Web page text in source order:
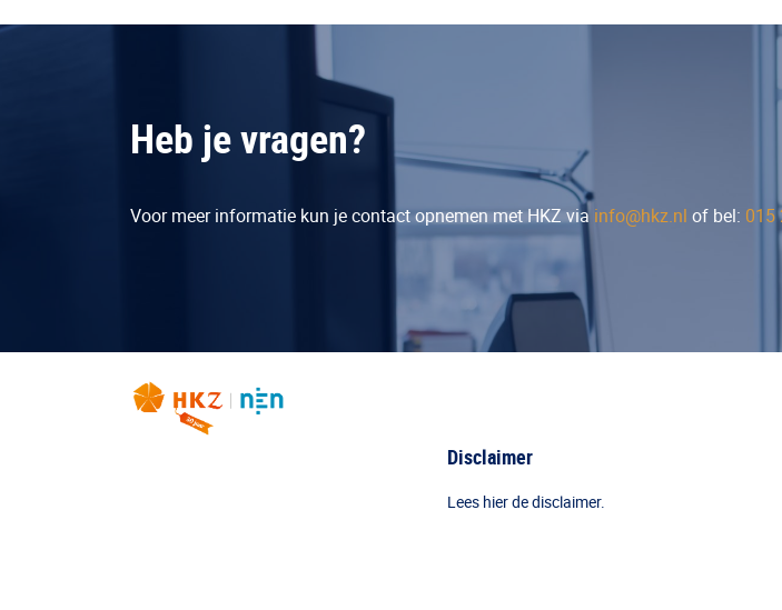
Heb je vragen?
Voor meer informatie kun je contact opnemen met HKZ via info@hkz.nl of bel: 015
Disclaimer
Lees hier de disclaimer.